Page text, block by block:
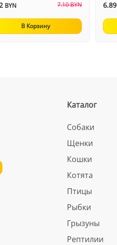
BYN 7.10 BYN
В Корзину
6.89
Каталог
Собаки
Щенки
Кошки
Котята
Птицы
Рыбки
Грызуны
Рептилии